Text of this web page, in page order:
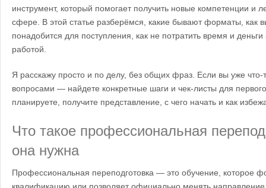
инструмент, который помогает получить новые компетенции и
сфере. В этой статье разберёмся, какие бывают форматы, как
понадобится для поступления, как не потратить время и деньги
работой.
Я расскажу просто и по делу, без общих фраз. Если вы уже что-
вопросами — найдете конкретные шаги и чек‑листы для
планируете, получите представление, с чего начать и как
Что такое профессиональная
она нужна
Профессиональная переподготовка — это обучение, которое